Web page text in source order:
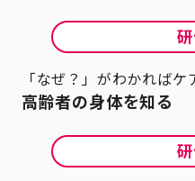
「なぜ？」がわかればケ
高齢者の身体を知る